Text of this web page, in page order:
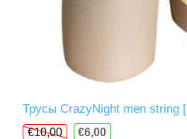
Трусы CrazyNight men string
€10,00 €6,00